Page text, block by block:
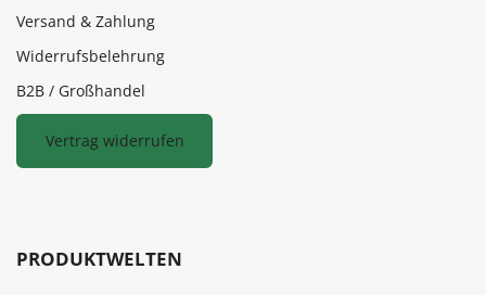
Versand & Zahlung
Widerrufsbelehrung
B2B / Großhandel
Vertrag widerrufen
PRODUKTWELTEN